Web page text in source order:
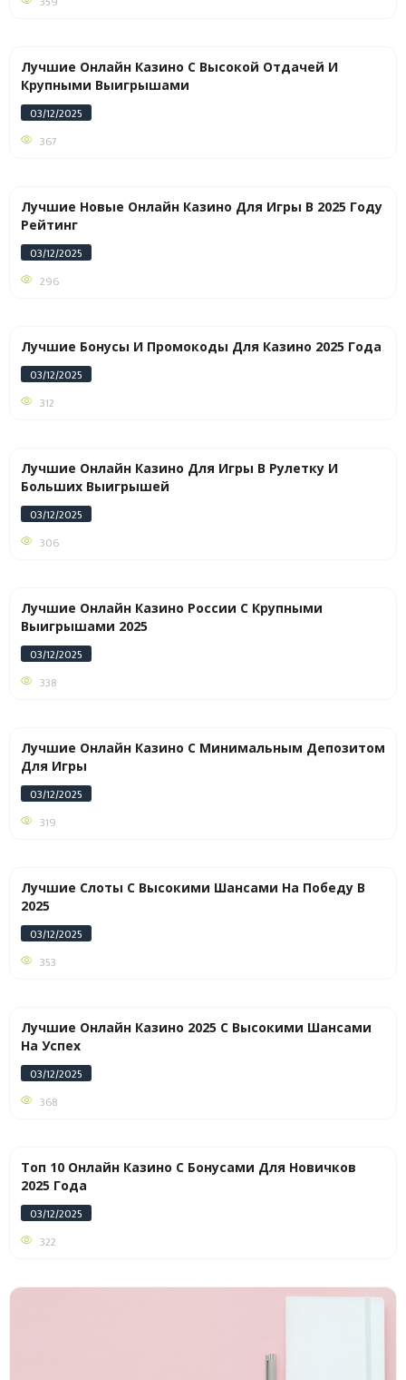
Лучшие Онлайн Казино С Высокой Отдачей И
Крупными Выигрышами
03/12/2025
367
Лучшие Новые Онлайн Казино Для Игры В 2025 Году
Рейтинг
03/12/2025
296
Лучшие Бонусы И Промокоды Для Казино 2025 Года
03/12/2025
312
Лучшие Онлайн Казино Для Игры В Рулетку И
Больших Выигрышей
03/12/2025
306
Лучшие Онлайн Казино России С Крупными
Выигрышами 2025
03/12/2025
338
Лучшие Онлайн Казино С Минимальным Депозитом
Для Игры
03/12/2025
319
Лучшие Слоты С Высокими Шансами На Победу В
2025
03/12/2025
353
Лучшие Онлайн Казино 2025 С Высокими Шансами
На Успех
03/12/2025
368
Топ 10 Онлайн Казино С Бонусами Для Новичков
2025 Года
03/12/2025
322